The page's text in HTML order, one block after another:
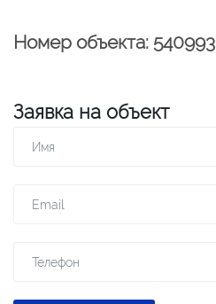
Номер объекта: 540993
Заявка на объект